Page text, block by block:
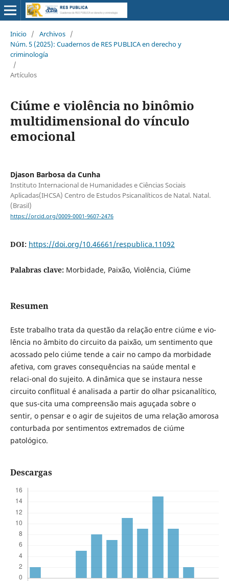
Inicio / Archivos /
Núm. 5 (2025): Cuadernos de RES PUBLICA en derecho y
criminología
/
Artículos
Ciúme e violência no binômio
multidimensional do vínculo
emocional
Djason Barbosa da Cunha
Instituto Internacional de Humanidades e Ciências Sociais
Aplicadas(IHCSA) Centro de Estudos Psicanalíticos de Natal. Natal.
(Brasil)
https://orcid.org/0009-0001-9607-2476
DOI: https://doi.org/10.46661/respublica.11092
Palabras clave: Morbidade, Paixão, Violência, Ciúme
Resumen
Este trabalho trata da questão da relação entre ciúme e vio-
lência no âmbito do circuito da paixão, um sentimento que
acossado pelo ciúme tende a cair no campo da morbidade
afetiva, com graves consequências na saúde mental e
relaci-onal do sujeito. A dinâmica que se instaura nesse
circuito conflitual é analisada a partir do olhar psicanalítico,
que sus-cita uma compreensão mais aguçada sobre o
sentir, o pensar e o agir de sujeitos de uma relação amorosa
conturbada por sentimentos extremados de ciúme
patológico.
Descargas